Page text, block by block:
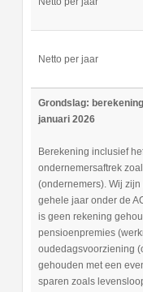
Netto per jaar
Netto per jaar
Grondslag:
januari 2026
Berekening inclusief
ondernemersaftrek
(ondernemers). Wij
gehele jaar onder de
is geen rekening
pensioenpremies
oudedagsvoorziening
gehouden met een
sparen zoals